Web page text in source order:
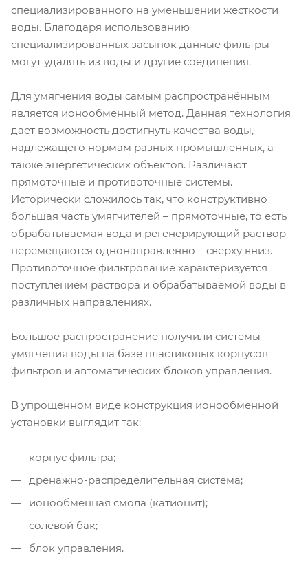
специализированного на уменьшении жесткости
воды. Благодаря использованию
специализированных засыпок данные фильтры
могут удалять из воды и другие соединения.
Для умягчения воды самым распространённым
является ионообменный метод. Данная технология
дает возможность достигнуть качества воды,
надлежащего нормам разных промышленных, а
также энергетических объектов. Различают
прямоточные и противоточные системы.
Исторически сложилось так, что конструктивно
большая часть умягчителей – прямоточные, то есть
обрабатываемая вода и регенерирующий раствор
перемещаются однонаправленно – сверху вниз.
Противоточное фильтрование характеризуется
поступлением раствора и обрабатываемой воды в
различных направлениях.
Большое распространение получили системы
умягчения воды на базе пластиковых корпусов
фильтров и автоматических блоков управления.
В упрощенном виде конструкция ионообменной
установки выглядит так:
корпус фильтра;
дренажно-распределительная система;
ионообменная смола (катионит);
солевой бак;
блок управления.